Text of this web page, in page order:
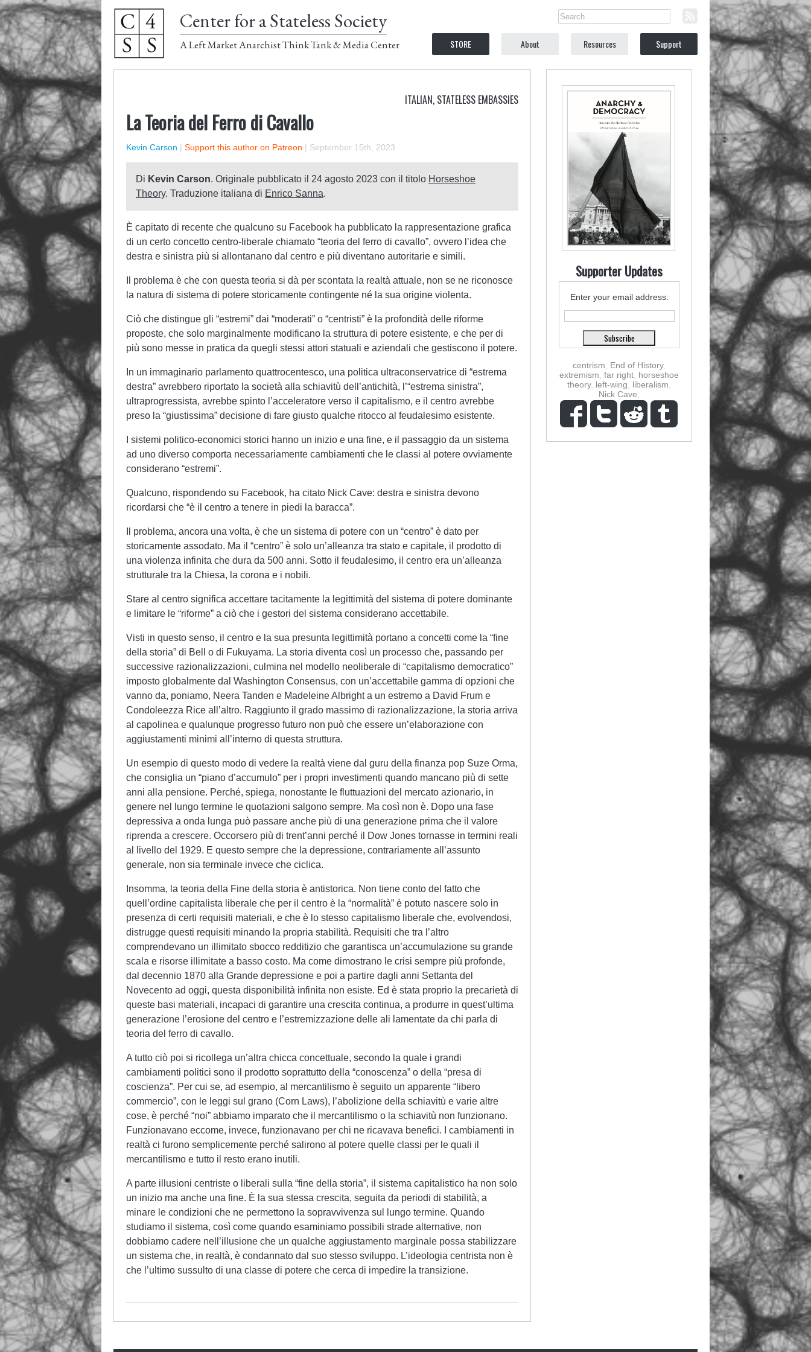
Center for a Stateless Society
A Left Market Anarchist Think Tank & Media Center STORE About Resources Support
ITALIAN, STATELESS EMBASSIES
La Teoria del Ferro di Cavallo
Kevin Carson | Support this author on Patreon | September 15th, 2023
Di Kevin Carson. Originale pubblicato il 24 agosto 2023 con il titolo Horseshoe
Theory. Traduzione italiana di Enrico Sanna.
È capitato di recente che qualcuno su Facebook ha pubblicato la rappresentazione grafica
di un certo concetto centro-liberale chiamato “teoria del ferro di cavallo”, ovvero l’idea che
destra e sinistra più si allontanano dal centro e più diventano autoritarie e simili.
Il problema è che con questa teoria si dà per scontata la realtà attuale, non se ne riconosce
la natura di sistema di potere storicamente contingente né la sua origine violenta.
Ciò che distingue gli “estremi” dai “moderati” o “centristi” è la profondità delle riforme
proposte, che solo marginalmente modificano la struttura di potere esistente, e che per di
più sono messe in pratica da quegli stessi attori statuali e aziendali che gestiscono il potere.
In un immaginario parlamento quattrocentesco, una politica ultraconservatrice di “estrema
destra” avrebbero riportato la società alla schiavitù dell’antichità, l’“estrema sinistra”,
ultraprogressista, avrebbe spinto l’acceleratore verso il capitalismo, e il centro avrebbe
preso la “giustissima” decisione di fare giusto qualche ritocco al feudalesimo esistente.
I sistemi politico-economici storici hanno un inizio e una fine, e il passaggio da un sistema
ad uno diverso comporta necessariamente cambiamenti che le classi al potere ovviamente
considerano “estremi”.
Qualcuno, rispondendo su Facebook, ha citato Nick Cave: destra e sinistra devono
ricordarsi che “è il centro a tenere in piedi la baracca”.
Il problema, ancora una volta, è che un sistema di potere con un “centro” è dato per
storicamente assodato. Ma il “centro” è solo un’alleanza tra stato e capitale, il prodotto di
una violenza infinita che dura da 500 anni. Sotto il feudalesimo, il centro era un’alleanza
strutturale tra la Chiesa, la corona e i nobili.
Stare al centro significa accettare tacitamente la legittimità del sistema di potere dominante
e limitare le “riforme” a ciò che i gestori del sistema considerano accettabile.
Visti in questo senso, il centro e la sua presunta legittimità portano a concetti come la “fine
della storia” di Bell o di Fukuyama. La storia diventa così un processo che, passando per
successive razionalizzazioni, culmina nel modello neoliberale di “capitalismo democratico”
imposto globalmente dal Washington Consensus, con un’accettabile gamma di opzioni che
vanno da, poniamo, Neera Tanden e Madeleine Albright a un estremo a David Frum e
Condoleezza Rice all’altro. Raggiunto il grado massimo di razionalizzazione, la storia arriva
al capolinea e qualunque progresso futuro non può che essere un’elaborazione con
aggiustamenti minimi all’interno di questa struttura.
Un esempio di questo modo di vedere la realtà viene dal guru della finanza pop Suze Orma,
che consiglia un “piano d’accumulo” per i propri investimenti quando mancano più di sette
anni alla pensione. Perché, spiega, nonostante le fluttuazioni del mercato azionario, in
genere nel lungo termine le quotazioni salgono sempre. Ma così non è. Dopo una fase
depressiva a onda lunga può passare anche più di una generazione prima che il valore
riprenda a crescere. Occorsero più di trent’anni perché il Dow Jones tornasse in termini reali
al livello del 1929. E questo sempre che la depressione, contrariamente all’assunto
generale, non sia terminale invece che ciclica.
Insomma, la teoria della Fine della storia è antistorica. Non tiene conto del fatto che
quell’ordine capitalista liberale che per il centro è la “normalità” è potuto nascere solo in
presenza di certi requisiti materiali, e che è lo stesso capitalismo liberale che, evolvendosi,
distrugge questi requisiti minando la propria stabilità. Requisiti che tra l’altro
comprendevano un illimitato sbocco redditizio che garantisca un’accumulazione su grande
scala e risorse illimitate a basso costo. Ma come dimostrano le crisi sempre più profonde,
dal decennio 1870 alla Grande depressione e poi a partire dagli anni Settanta del
Novecento ad oggi, questa disponibilità infinita non esiste. Ed è stata proprio la precarietà di
queste basi materiali, incapaci di garantire una crescita continua, a produrre in quest’ultima
generazione l’erosione del centro e l’estremizzazione delle ali lamentate da chi parla di
teoria del ferro di cavallo.
A tutto ciò poi si ricollega un’altra chicca concettuale, secondo la quale i grandi
cambiamenti politici sono il prodotto soprattutto della “conoscenza” o della “presa di
coscienza”. Per cui se, ad esempio, al mercantilismo è seguito un apparente “libero
commercio”, con le leggi sul grano (Corn Laws), l’abolizione della schiavitù e varie altre
cose, è perché “noi” abbiamo imparato che il mercantilismo o la schiavitù non funzionano.
Funzionavano eccome, invece, funzionavano per chi ne ricavava benefici. I cambiamenti in
realtà ci furono semplicemente perché salirono al potere quelle classi per le quali il
mercantilismo e tutto il resto erano inutili.
A parte illusioni centriste o liberali sulla “fine della storia”, il sistema capitalistico ha non solo
un inizio ma anche una fine. È la sua stessa crescita, seguita da periodi di stabilità, a
minare le condizioni che ne permettono la sopravvivenza sul lungo termine. Quando
studiamo il sistema, così come quando esaminiamo possibili strade alternative, non
dobbiamo cadere nell’illusione che un qualche aggiustamento marginale possa stabilizzare
un sistema che, in realtà, è condannato dal suo stesso sviluppo. L’ideologia centrista non è
che l’ultimo sussulto di una classe di potere che cerca di impedire la transizione.
Supporter Updates
Enter your email address:
centrism End of History,
extremism far right horseshoe
theory, left-wing liberalism
Nick Cave